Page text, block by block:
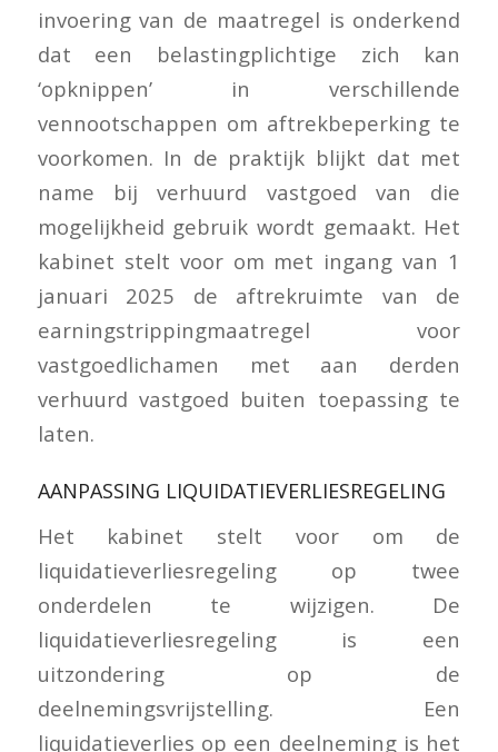
invoering van de maatregel is onderkend
dat een belastingplichtige zich kan
‘opknippen’ in verschillende
vennootschappen om aftrekbeperking te
voorkomen. In de praktijk blijkt dat met
name bij verhuurd vastgoed van die
mogelijkheid gebruik wordt gemaakt. Het
kabinet stelt voor om met ingang van 1
januari 2025 de aftrekruimte van de
earningstrippingmaatregel voor
vastgoedlichamen met aan derden
verhuurd vastgoed buiten toepassing te
laten.
AANPASSING LIQUIDATIEVERLIESREGELING
Het kabinet stelt voor om de
liquidatieverliesregeling op twee
onderdelen te wijzigen. De
liquidatieverliesregeling is een
uitzondering op de
deelnemingsvrijstelling. Een
liquidatieverlies op een deelneming is het